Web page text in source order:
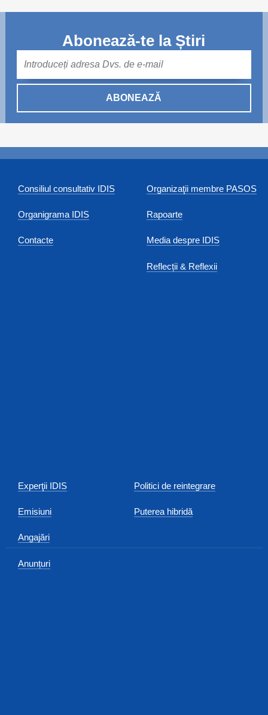
Abonează-te la Știri
ABONEAZĂ
Consiliul consultativ IDIS
Organigrama IDIS
Contacte
Organizaţii membre PASOS
Rapoarte
Media despre IDIS
Reflecții & Reflexii
Experţii IDIS
Emisiuni
Angajări
Anunțuri
Politici de reintegrare
Puterea hibridă